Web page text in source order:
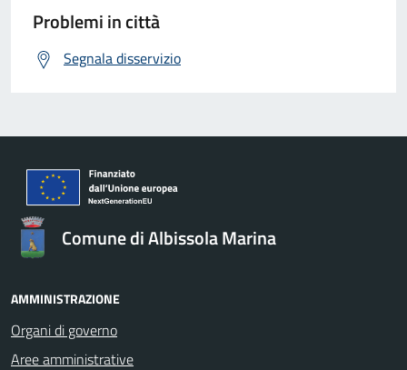
Problemi in città
Segnala disservizio
Comune di Albissola Marina
AMMINISTRAZIONE
Organi di governo
Aree amministrative